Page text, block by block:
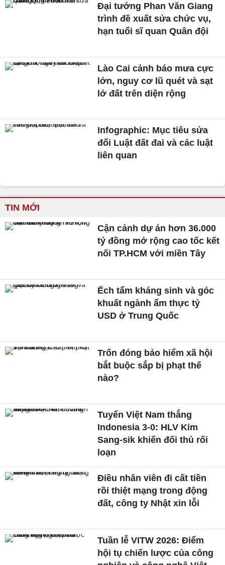
Đại tướng Phan Văn Giang
trình đề xuất sửa chức vụ,
hạn tuổi sĩ quan Quân đội
Lào Cai cảnh báo mưa cực
lớn, nguy cơ lũ quét và sạt
lở đất trên diện rộng
Infographic: Mục tiêu sửa
đổi Luật đất đai và các luật
liên quan
TIN MỚI
Cận cảnh dự án hơn 36.000
tỷ đồng mở rộng cao tốc kết
nối TP.HCM với miền Tây
Ếch tẩm kháng sinh và góc
khuất ngành ẩm thực tỷ
USD ở Trung Quốc
Trốn đóng bảo hiểm xã hội
bắt buộc sắp bị phạt thế
nào?
Tuyển Việt Nam thắng
Indonesia 3-0: HLV Kim
Sang-sik khiến đối thủ rối
loạn
Điều nhân viên đi cất tiền
rồi thiệt mạng trong động
đất, công ty Nhật xin lỗi
Tuần lễ VITW 2026: Điểm
hội tụ chiến lược của công